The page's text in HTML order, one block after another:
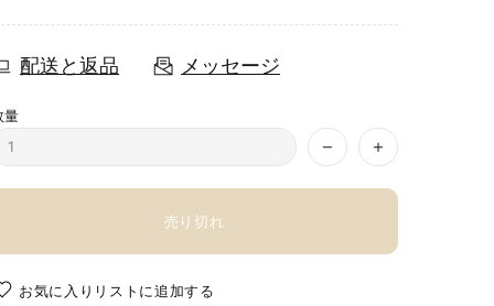
配送と返品 メッセージ
量
売り切れ
お気に入りリストに追加する